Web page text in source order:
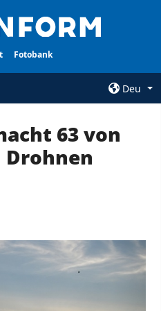
Fotobank
Deu
AGENTUR
Politik zur
Vertraulichkeit
und zum Schutz
Daten
63 von
Drohnen